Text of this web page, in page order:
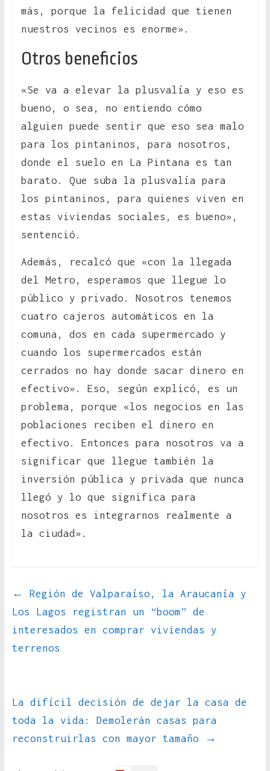
más, porque la felicidad que tienen
nuestros vecinos es enorme».
Otros beneficios
«Se va a elevar la plusvalía y eso es
bueno, o sea, no entiendo cómo
alguien puede sentir que eso sea malo
para los pintaninos, para nosotros,
donde el suelo en La Pintana es tan
barato. Que suba la plusvalía para
los pintaninos, para quienes viven en
estas viviendas sociales, es bueno»,
sentenció.
Además, recalcó que «con la llegada
del Metro, esperamos que llegue lo
público y privado. Nosotros tenemos
cuatro cajeros automáticos en la
comuna, dos en cada supermercado y
cuando los supermercados están
cerrados no hay donde sacar dinero en
efectivo». Eso, según explicó, es un
problema, porque «los negocios en las
poblaciones reciben el dinero en
efectivo. Entonces para nosotros va a
significar que llegue también la
inversión pública y privada que nunca
llegó y lo que significa para
nosotros es integrarnos realmente a
la ciudad».
←
Región de Valparaíso, la Araucanía y
Los Lagos registran un “boom” de
interesados en comprar viviendas y
terrenos
La difícil decisión de dejar la casa de
toda la vida: Demolerán casas para
reconstruirlas con mayor tamaño
→